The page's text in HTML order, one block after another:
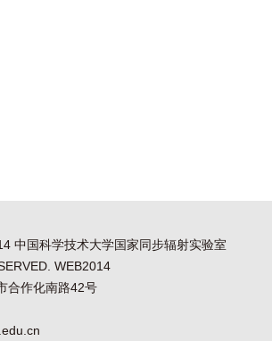
中国科学技术大学国家同步辐射实验室
WEB2014
合作化南路42号